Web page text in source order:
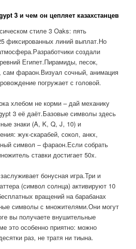
3 и чем он цепляет казахстанцев
стиле 3 Oaks: пять
фиксированных линий выплат.Но
создали
Египет.Пирамиды, песок,
сам фараон.Визуал сочный, анимация
погружает с головой.
хлебом не корми – дай механику
3 её даёт.Базовые символы здесь
знаки (A, K, Q, J, 10) и
жук-скарабей, сокол, анкх,
символ – фараон.Если собрать
ставки достигает 50x.
бонусная игра.Три и
(символ солнца) активируют 10
вращений на барабанах
символы с множителями.Они могут
вы получаете внушительные
это особенно приятно: можно
раз, не тратя ни тиына.